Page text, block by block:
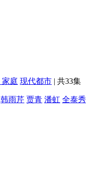
家庭 现代都市 | 共33集
韩雨芹 贾青 潘虹 全泰秀